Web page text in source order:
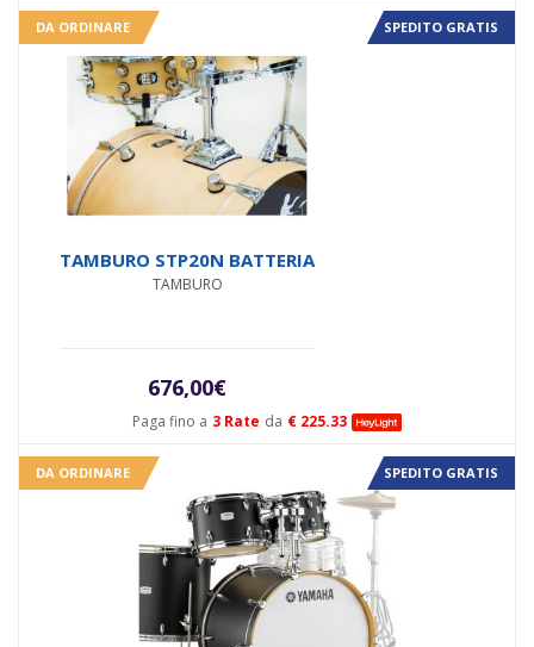
DA ORDINARE SPEDITO GRATIS
Paga fino a 3 Rate da € 225.33
TAMBURO STP20N BATTERIA
TAMBURO
676,00€
DA ORDINARE SPEDITO GRATIS